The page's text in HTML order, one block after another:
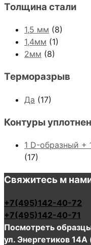
Толщина стали
1,5 мм (8)
1,4мм (1)
2мм (8)
Терморазрыв
Да (17)
Контуры
1 D-образный +
(17)
Свяжитесь м
+7(495)142-40-72
+7(495)142-40-71
Посмотреть
ул. Энергетиков